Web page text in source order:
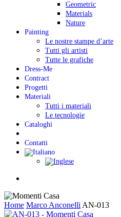
Geometric
Materials
Nature
Painting
Le nostre stampe d’arte
Tutti gli artisti
Tutte le grafiche
Dress-Me
Contract
Progetti
Materiali
Tutti i materiali
Le tecnologie
Cataloghi
Contatti
Home Marco Anconelli AN-013